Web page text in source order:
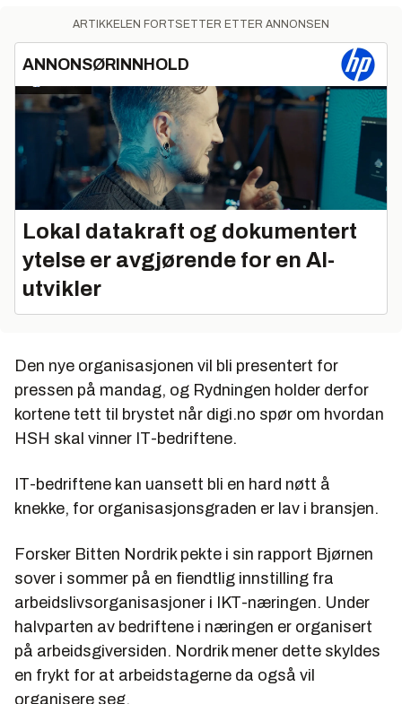
ARTIKKELEN FORTSETTER ETTER ANNONSEN
ANNONSØRINNHOLD
Lokal datakraft og dokumentert
ytelse er avgjørende for en AI-
utvikler
Den nye organisasjonen vil bli presentert for
pressen på mandag, og Rydningen holder derfor
kortene tett til brystet når digi.no spør om hvordan
HSH skal vinner IT-bedriftene.
IT-bedriftene kan uansett bli en hard nøtt å
knekke, for organisasjonsgraden er lav i bransjen.
Forsker Bitten Nordrik pekte i sin rapport Bjørnen
sover i sommer på en fiendtlig innstilling fra
arbeidslivsorganisasjoner i IKT-næringen. Under
halvparten av bedriftene i næringen er organisert
på arbeidsgiversiden. Nordrik mener dette skyldes
en frykt for at arbeidstagerne da også vil
organisere seg.